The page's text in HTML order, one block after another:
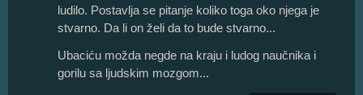
ludilo. Postavlja se pitanje koliko toga oko njega je
stvarno. Da li on želi da to bude stvarno...
Ubaciću možda negde na kraju i ludog naučnika i
gorilu sa ljudskim mozgom...